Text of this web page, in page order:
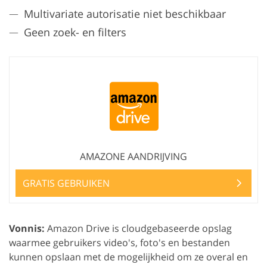
Multivariate autorisatie niet beschikbaar
Geen zoek- en filters
AMAZONE AANDRIJVING
GRATIS GEBRUIKEN
Vonnis: Amazon Drive is cloudgebaseerde opslag
waarmee gebruikers video's, foto's en bestanden
kunnen opslaan met de mogelijkheid om ze overal en